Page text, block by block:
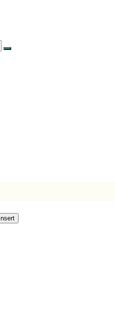
Insert